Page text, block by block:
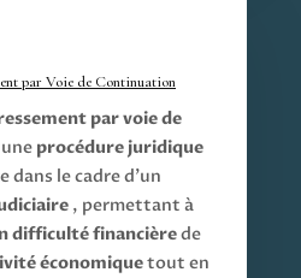
par Voie de Continuation
par voie de
procédure juridique
dans le cadre d’un
, permettant à
difficulté financièrede
économiquetout en